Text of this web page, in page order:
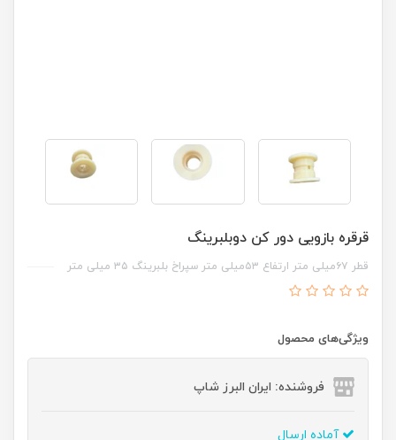
قرقره بازویی دور کن دوبلبرینگ
قطر ۶۷میلی متر ارتفاع ۵۳میلی متر سپراخ بلبرینگ ۳۵ میلی متر
ویژگی‌های محصول
فروشنده: ایران البرز شاپ
آماده ارسال